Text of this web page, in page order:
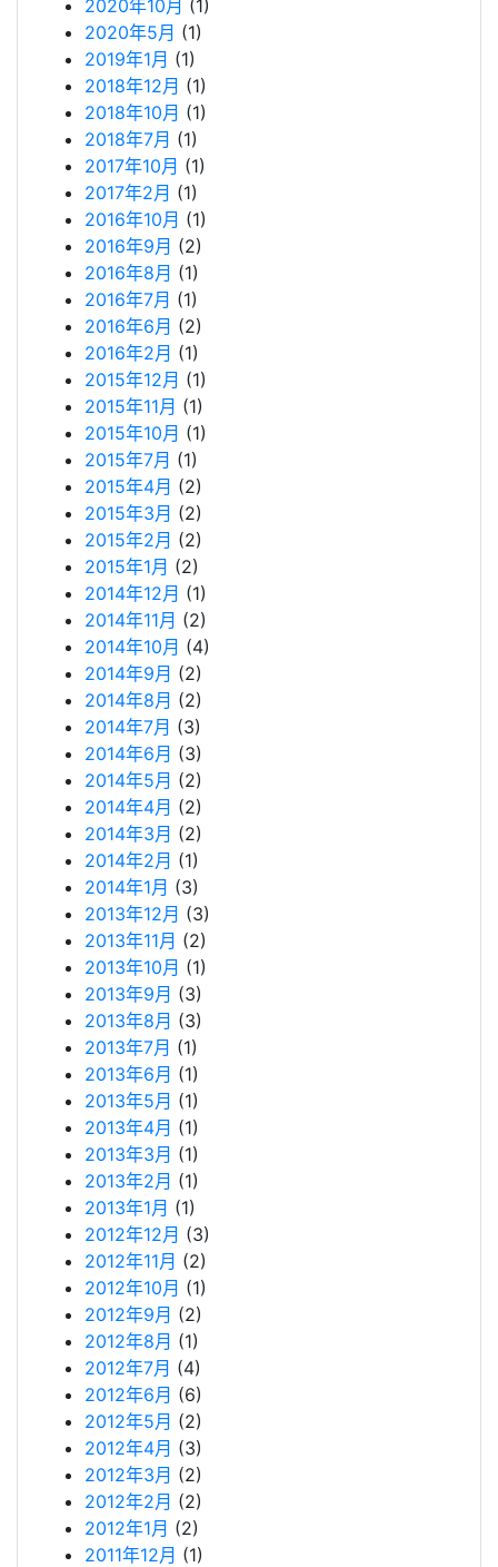
2020年10月 (1)
2020年5月 (1)
2019年1月 (1)
2018年12月 (1)
2018年10月 (1)
2018年7月 (1)
2017年10月 (1)
2017年2月 (1)
2016年10月 (1)
2016年9月 (2)
2016年8月 (1)
2016年7月 (1)
2016年6月 (2)
2016年2月 (1)
2015年12月 (1)
2015年11月 (1)
2015年10月 (1)
2015年7月 (1)
2015年4月 (2)
2015年3月 (2)
2015年2月 (2)
2015年1月 (2)
2014年12月 (1)
2014年11月 (2)
2014年10月 (4)
2014年9月 (2)
2014年8月 (2)
2014年7月 (3)
2014年6月 (3)
2014年5月 (2)
2014年4月 (2)
2014年3月 (2)
2014年2月 (1)
2014年1月 (3)
2013年12月 (3)
2013年11月 (2)
2013年10月 (1)
2013年9月 (3)
2013年8月 (3)
2013年7月 (1)
2013年6月 (1)
2013年5月 (1)
2013年4月 (1)
2013年3月 (1)
2013年2月 (1)
2013年1月 (1)
2012年12月 (3)
2012年11月 (2)
2012年10月 (1)
2012年9月 (2)
2012年8月 (1)
2012年7月 (4)
2012年6月 (6)
2012年5月 (2)
2012年4月 (3)
2012年3月 (2)
2012年2月 (2)
2012年1月 (2)
2011年12月 (1)